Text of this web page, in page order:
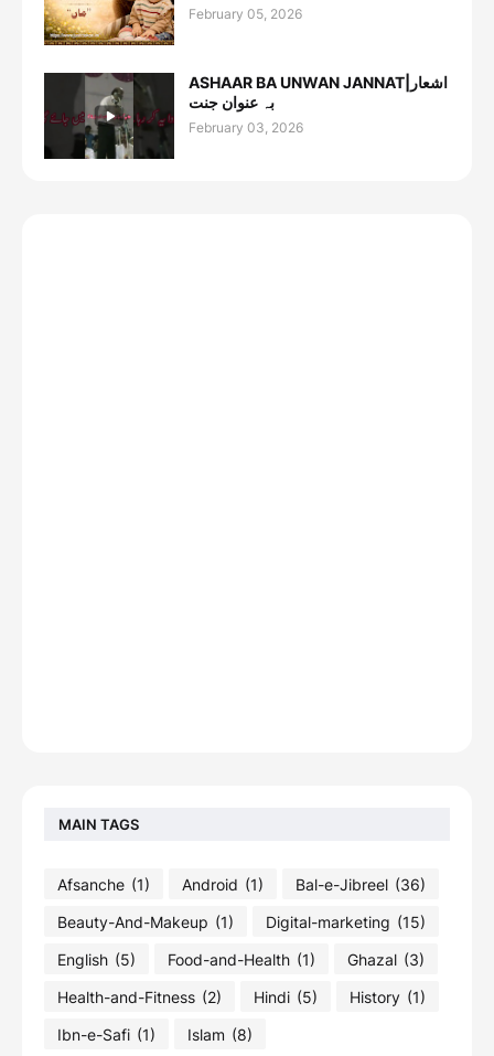
February 05, 2026
ASHAAR BA UNWAN JANNAT|اشعار
بہ عنوان جنت
February 03, 2026
MAIN TAGS
Afsanche (1) Android (1) Bal-e-Jibreel (36)
Beauty-And-Makeup (1) Digital-marketing (15)
English (5) Food-and-Health (1) Ghazal (3)
Health-and-Fitness (2) Hindi (5) History (1)
Ibn-e-Safi (1) Islam (8)